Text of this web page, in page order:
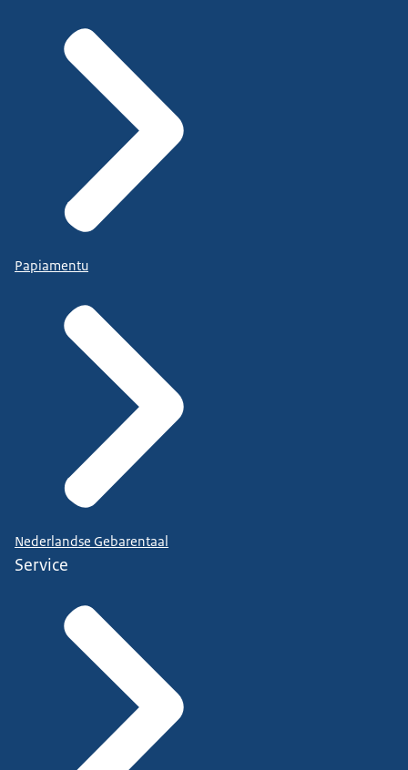
Papiamentu
Nederlandse Gebarentaal
Service